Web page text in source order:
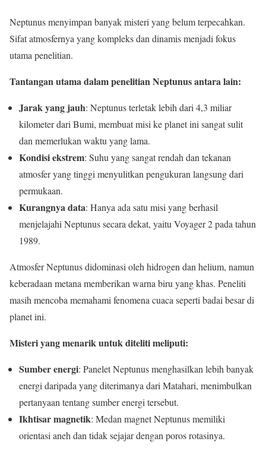
Neptunus menyimpan banyak misteri yang belum terpecahkan.
Sifat atmosfernya yang kompleks dan dinamis menjadi fokus
utama penelitian.
Tantangan utama dalam penelitian Neptunus antara lain:
Jarak yang jauh: Neptunus terletak lebih dari 4,3 miliar
kilometer dari Bumi, membuat misi ke planet ini sangat sulit
dan memerlukan waktu yang lama.
Kondisi ekstrem: Suhu yang sangat rendah dan tekanan
atmosfer yang tinggi menyulitkan pengukuran langsung dari
permukaan.
Kurangnya data: Hanya ada satu misi yang berhasil
menjelajahi Neptunus secara dekat, yaitu Voyager 2 pada tahun
1989.
Atmosfer Neptunus didominasi oleh hidrogen dan helium, namun
keberadaan metana memberikan warna biru yang khas. Peneliti
masih mencoba memahami fenomena cuaca seperti badai besar di
planet ini.
Misteri yang menarik untuk diteliti meliputi:
Sumber energi: Panelet Neptunus menghasilkan lebih banyak
energi daripada yang diterimanya dari Matahari, menimbulkan
pertanyaan tentang sumber energi tersebut.
Ikhtisar magnetik: Medan magnet Neptunus memiliki
orientasi aneh dan tidak sejajar dengan poros rotasinya.